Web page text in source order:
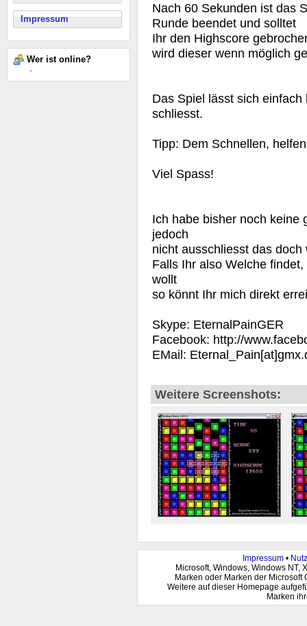
Impressum
Wer ist online?
-
Nach 60 Sekunden ist das
Runde beendet und solltet
Ihr den Highscore
wird dieser wenn möglich
Das Spiel lässt sich
schliesst.
Tipp: Dem Schnellen,
Viel Spass!
Ich habe bisher noch keine
jedoch
nicht ausschliesst das
Falls Ihr also Welche
wollt
so könnt Ihr mich direkt
Skype: EternalPainGER
Facebook: http://
EMail:
Weitere Screenshots:
Impressum•
Microsoft, Windows, Windows NT,
Marken oder Marken der
Weitere auf dieser Homepage
Marken